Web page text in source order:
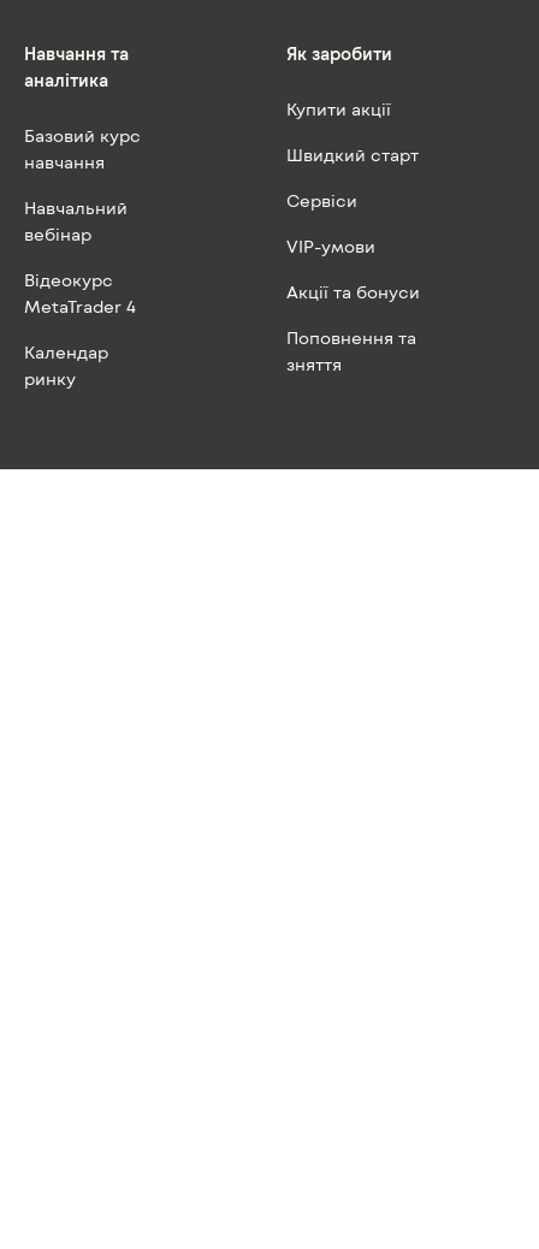
Навчання та
аналітика
Базовий курс
навчання
Навчальний
вебінар
Відеокурс
MetaTrader 4
Календар
ринку
Як заробити
Купити акції
Швидкий старт
Сервіси
VIP-умови
Акції та бонуси
Поповнення та
зняття